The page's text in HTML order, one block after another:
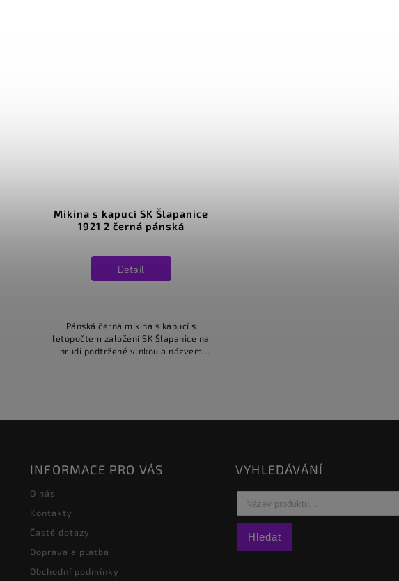
Mikina s kapucí SK Šlapanice
1921 2 černá pánská
Detail
Pánská černá mikina s kapucí s
letopočtem založení SK Šlapanice na
hrudi podtržené vlnkou a názvem
INFORMACE PRO VÁS
O nás
Kontakty
Časté dotazy
Doprava a platba
Obchodní podmínky
VYHLEDÁVÁNÍ
Hledat